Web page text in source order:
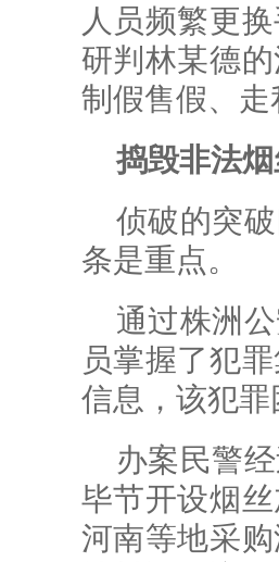
人员频繁更
研判林某德
制假售假、
捣毁非法
侦破的突
条是重点。
通过株洲
员掌握了犯
信息，该犯
办案民警
毕节开设烟
河南等地采